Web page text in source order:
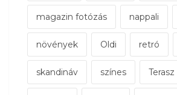
magazin fotózás nappali
növények Oldi retró
skandináv színes Terasz